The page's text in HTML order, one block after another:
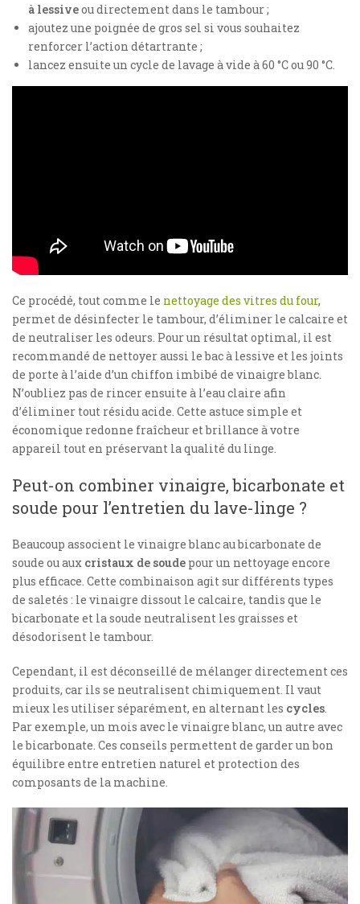
à lessiveou directement dans le tambour ;
ajoutez une poignée de gros sel si vous souhaitez
renforcer l’action détartrante ;
lancez ensuite un cycle de lavage à vide à 60 °C ou 90 °C.
Ce procédé, tout comme le nettoyage des vitres du four,
permet de désinfecter le tambour, d’éliminer le calcaire et
de neutraliser les odeurs. Pour un résultat optimal, il est
recommandé de nettoyer aussi le bac à lessive et les joints
de porte à l’aide d’un chiffon imbibé de vinaigre blanc.
N’oubliez pas de rincer ensuite à l’eau claire afin
d’éliminer tout résidu acide. Cette astuce simple et
économique redonne fraîcheur et brillance à votre
appareil tout en préservant la qualité du linge.
Peut-on combiner vinaigre, bicarbonate et
soude pour l’entretien du lave-linge ?
Beaucoup associent le vinaigre blanc au bicarbonate de
soude ou aux cristaux de soude pour un nettoyage encore
plus efficace. Cette combinaison agit sur différents types
de saletés : le vinaigre dissout le calcaire, tandis que le
bicarbonate et la soude neutralisent les graisses et
désodorisent le tambour.
Cependant, il est déconseillé de mélanger directement ces
produits, car ils se neutralisent chimiquement. Il vaut
mieux les utiliser séparément, en alternant les cycles.
Par exemple, un mois avec le vinaigre blanc, un autre avec
le bicarbonate. Ces conseils permettent de garder un bon
équilibre entre entretien naturel et protection des
composants de la machine.